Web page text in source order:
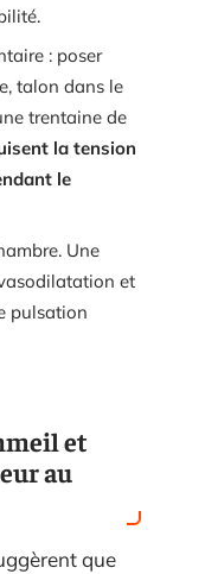
: poser
talon dans le
trentaine de
la tension
le
Une
et
pulsation
et
au
que